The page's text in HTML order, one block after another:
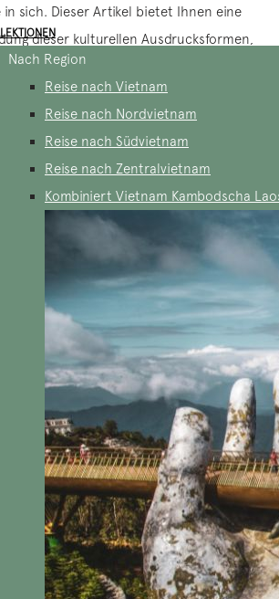
Nach Region
Reise nach Vietnam
Reise nach Nordvietnam
Reise nach Südvietnam
Reise nach Zentralvietnam
Kombiniert Vietnam Kambodscha
sich. Dieser Artikel bietet Ihnen eine
dieser kulturellen Ausdrucksformen,
Reichtum und die Vielfalt des
näher zu bringen. Ein Eintauchen in
Musik verspricht
vor allem bei Ihrem ersten
Kunstform, entstand im 10.
sich besonders im Norden
wurde Chèo in Form von
entwickelte sich aber
Stil, bei dem der Gesang vorherrscht.
finden auf verschiedenen Bühnen
Theatern, in den Höfen von
Kulturfestivals. Die Geschichten, die
dieser vietnamesischen Musikrichtung
oft historische Themen, lokale
und Aspekte des Alltagslebens.
zeichnet sich durch die harmonische